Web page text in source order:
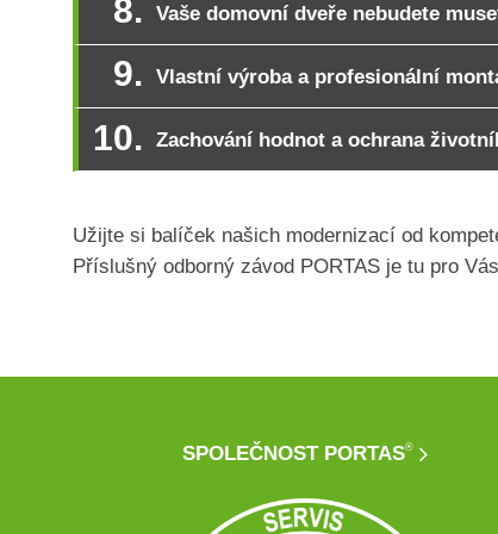
Vaše domovní dveře nebudete
Vlastní výroba a profesionální
Zachování hodnot a ochrana
Užijte si balíček našich modernizací od
Příslušný odborný závod PORTAS je tu pro
SPOLEČNOST PORTAS®